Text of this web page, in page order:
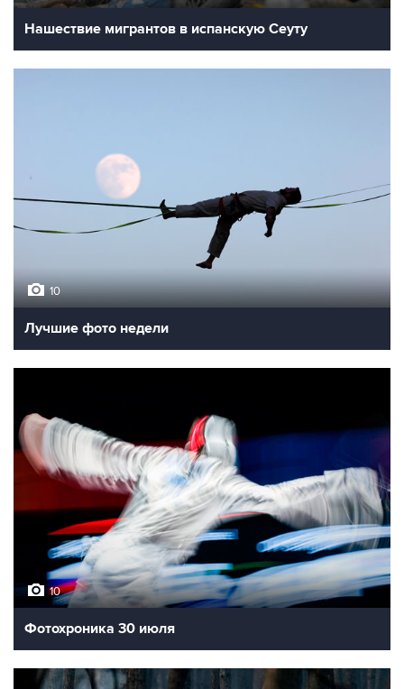
Нашествие мигрантов в испанскую Сеуту
10
Лучшие фото недели
10
Фотохроника 30 июля